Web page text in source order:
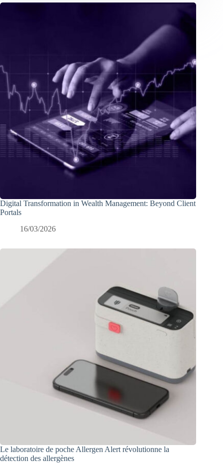
Digital Transformation in Wealth Management: Beyond Client
Portals
16/03/2026
Le laboratoire de poche Allergen Alert révolutionne la
détection des allergènes